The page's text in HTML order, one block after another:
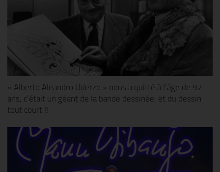
« Alberto Aleandro Uderzo » nous a quitté à l’âge de 92
ans, c’était un géant de la bande dessinée, et du dessin
tout court !!